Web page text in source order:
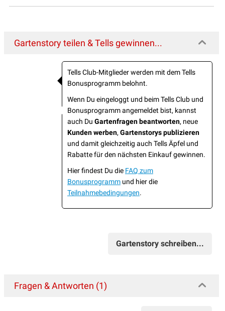
Gartenstory teilen & Tells gewinnen...
Tells Club-Mitglieder werden mit dem Tells
Bonusprogramm belohnt.
Wenn Du eingeloggt und beim Tells Club und
Bonusprogramm angemeldet bist, kannst
auch Du Gartenfragen beantworten, neue
Kunden werben, Gartenstorys publizieren
und damit gleichzeitig auch Tells Äpfel und
Rabatte für den nächsten Einkauf gewinnen.
Hier findest Du die FAQ zum
Bonusprogramm und hier die
Teilnahmebedingungen.
Gartenstory schreiben...
Fragen & Antworten (1)